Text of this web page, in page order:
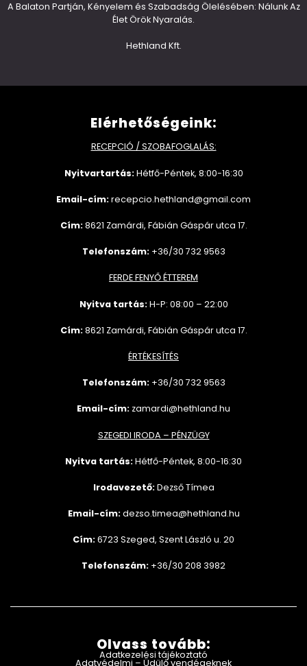
A Balaton Partján, Kényelem és Szabadság Ölelésében: Nálunk Az
Élet Örök Nyaralás.
Hethland Kft.
Elérhetőségeink:
RECEPCIÓ / SZOBAFOGLALÁS:
Nyitvartartás:Hétfő-Péntek, 8:00-16:30
Email-cím:recepcio.hethland@gmail.com
Cím:8621 Zamárdi, Fábián Gáspár utca 17.
Telefonszám: +36/30 732 9563
FERDE FENYŐ ÉTTEREM
Nyitva tartás:H-P: 08:00 – 22:00
Cím:8621 Zamárdi, Fábián Gáspár utca 17.
ÉRTÉKESÍTÉS
Telefonszám: +36/30 7329563
Email-cím: zamardi@hethland.hu
SZEGEDI IRODA – PÉNZÜGY
Nyitva tartás:Hétfő-Péntek, 8:00-16:30
Irodavezető:Dezső Tímea
Email-cím: dezso.timea@hethland.hu
Cím:6723 Szeged, Szent László u. 20
Telefonszám: +36/30 208 3982
Olvass tovább:
Adatkezelési tájékoztató
Adatvédelmi – Üdülő vendégeknek